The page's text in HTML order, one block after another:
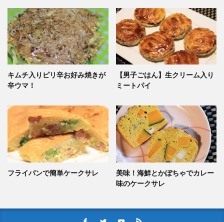
キムチ入りピリ辛お好み焼きが
辛ウマ！
【男子ごはん】生クリーム入り
ミートパイ
フライパンで簡単ケークサレ
美味！海鮮とかぼちゃでカレー
味のケークサレ